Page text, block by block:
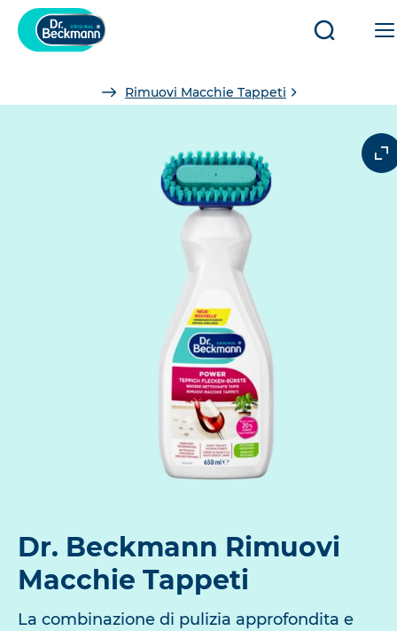
Aprire/
Rimuovi Macchie Tappeti
Dr. Beckmann Rimuovi
Macchie Tappeti
La combinazione di pulizia approfondita e